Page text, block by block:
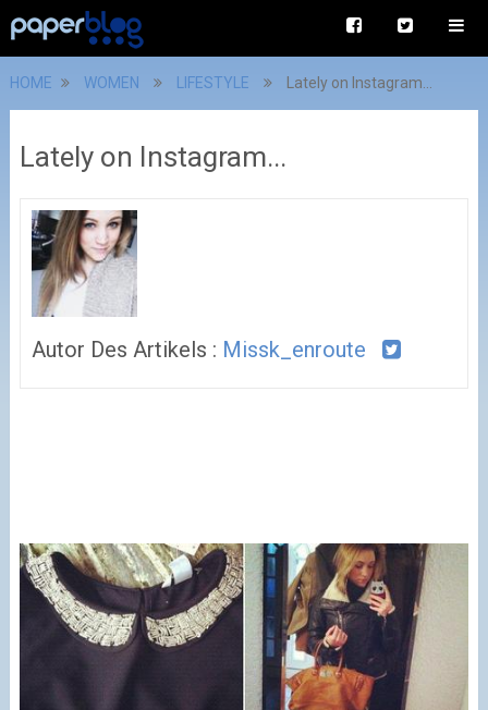
HOME WOMEN LIFESTYLE Lately on Instagram...
Lately on Instagram...
Autor Des Artikels : Missk_enroute